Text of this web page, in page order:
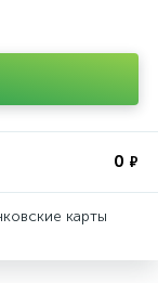
0 ₽
карты